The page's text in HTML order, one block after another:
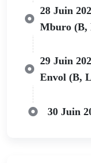
28 Juin
Mburo (B,
29 Juin
Envol (B,
30 Juin